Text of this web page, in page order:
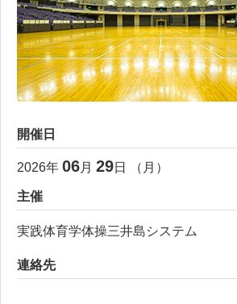
開催日
2026年 06月 29日 （ 月 ）
主催
実践体育学体操三井島システム
連絡先